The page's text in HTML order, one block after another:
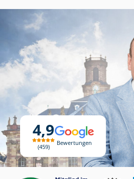
4,9
459
Bewertungen